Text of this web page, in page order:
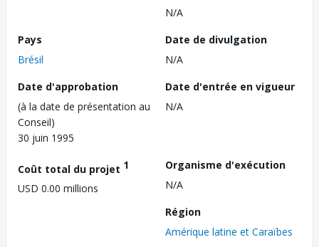
N/A
Pays
Brésil
Date de divulgation
N/A
Date d'approbation
(à la date de présentation au
Conseil)
30 juin 1995
Date d'entrée en vigueur
N/A
Coût total du projet 1
USD 0.00 millions
Organisme d'exécution
N/A
Région
Amérique latine et Caraïbes